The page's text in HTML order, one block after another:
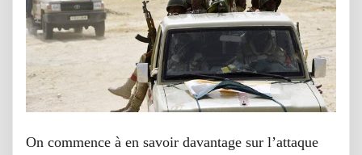
On commence à en savoir davantage sur l’attaque